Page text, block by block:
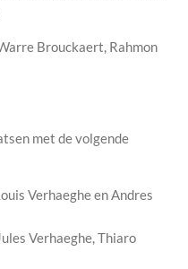
Brouckaert, Rahmon
met de volgende
Verhaeghe en Andres
Verhaeghe, Thiaro